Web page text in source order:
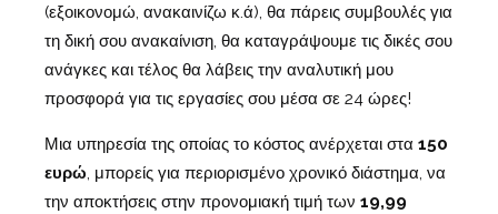
(εξοικονομώ, ανακαινίζω κ.ά), θα πάρεις συμβουλές για
τη δική σου ανακαίνιση, θα καταγράψουμε τις δικές σου
ανάγκες και τέλος θα λάβεις την αναλυτική μου
προσφορά για τις εργασίες σου μέσα σε 24 ώρες!
Μια υπηρεσία της οποίας το κόστος ανέρχεται στα 150
ευρώ, μπορείς για περιορισμένο χρονικό διάστημα, να
την αποκτήσεις στην προνομιακή τιμή των 19,99